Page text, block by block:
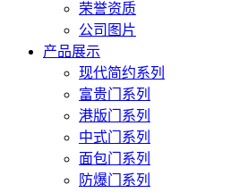
荣誉资质
公司图片
产品展示
现代简约系列
富贵门系列
港版门系列
中式门系列
面包门系列
防爆门系列